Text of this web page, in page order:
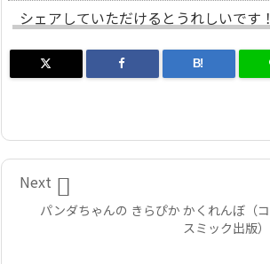
シェアしていただけるとうれしいです！
B!
パンダちゃんの きらぴか かくれんぼ（コ
スミック出版）

Next